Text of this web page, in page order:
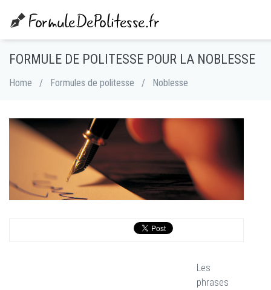
FORMULE DE POLITESSE POUR LA NOBLESSE
Home / Formules de politesse / Noblesse
Les
phrases